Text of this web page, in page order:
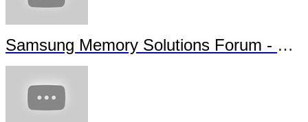
Samsung Memory Solutions Forum - Future Technology